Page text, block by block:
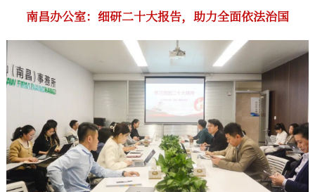
南昌办公室： 细研二十大报告，助力全面依法治国